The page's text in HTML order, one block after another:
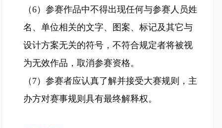
（6）参赛作品中不得出现任何与参赛人员姓
名、单位相关的文字、图案、标记及其它与
设计方案无关的符号，不符合规定者将被视
为无效作品，取消参赛资格。
（7）参赛者应认真了解并接受大赛规则，主
办方对赛事规则具有最终解释权。